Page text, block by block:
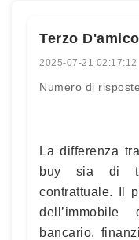
Terzo D'amico
2025-07-21 02:17:12
Numero di
La differenza
buy sia di
contrattuale. Il
bancario,